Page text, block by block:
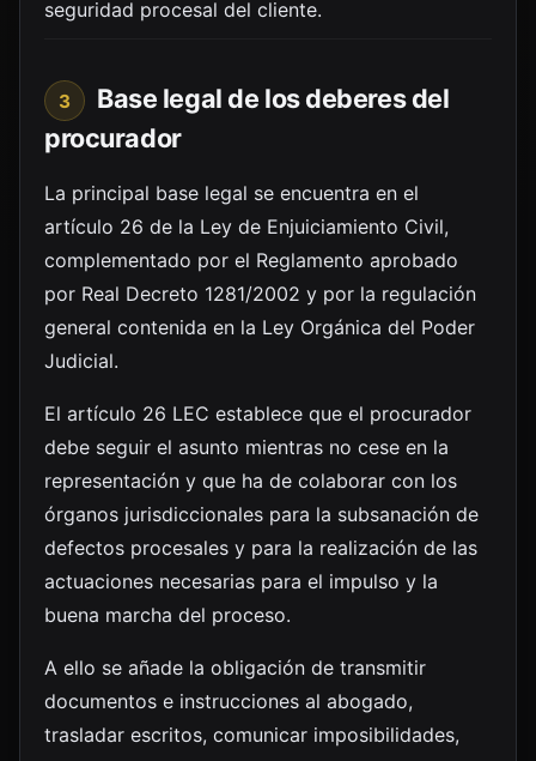
seguridad procesal del cliente.
3
Base legal de los deberes del
procurador
La principal base legal se encuentra en el
artículo 26 de la Ley de Enjuiciamiento Civil,
complementado por el Reglamento aprobado
por Real Decreto 1281/2002 y por la regulación
general contenida en la Ley Orgánica del Poder
Judicial.
El artículo 26 LEC establece que el procurador
debe seguir el asunto mientras no cese en la
representación y que ha de colaborar con los
órganos jurisdiccionales para la subsanación de
defectos procesales y para la realización de las
actuaciones necesarias para el impulso y la
buena marcha del proceso.
A ello se añade la obligación de transmitir
documentos e instrucciones al abogado,
trasladar escritos, comunicar imposibilidades,